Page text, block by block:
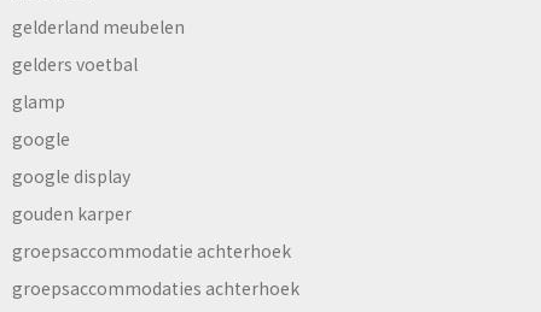
gelderland meubelen
gelders voetbal
glamp
google
google display
gouden karper
groepsaccommodatie achterhoek
groepsaccommodaties achterhoek